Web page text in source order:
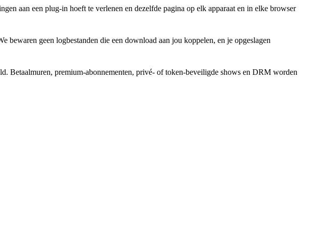
aan een plug-in hoeft te verlenen en dezelfde pagina op elk apparaat en in elke browser
geen logbestanden die een download aan jou koppelen, en je opgeslagen
Betaalmuren, premium-abonnementen, privé- of token-beveiligde shows en DRM worden